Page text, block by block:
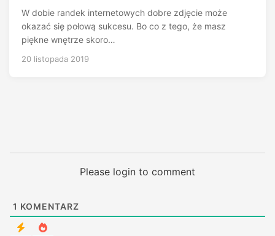
W dobie randek internetowych dobre zdjęcie może
okazać się połową sukcesu. Bo co z tego, że masz
piękne wnętrze skoro…
20 listopada 2019
Please login to comment
1 KOMENTARZ